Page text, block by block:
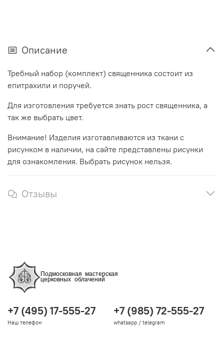
Описание
Требный набор (комплект) священника состоит из
епитрахили и поручей.
Для изготовления требуется знать рост священника, а
так же выбрать цвет.
Внимание! Изделия изготавливаются из ткани с
рисунком в наличии, на сайте представлены рисунки
для ознакомления. Выбрать рисунок нельзя.
Отзывы
+7 (495) 17-555-27
Наш телефон
+7 (985) 72-555-27
whatsapp / telegram